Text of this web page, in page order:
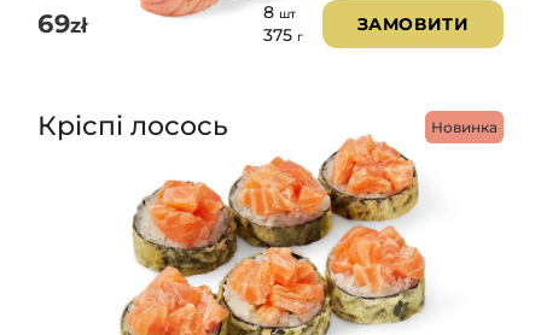
69zł
8 шт
375 г
ЗАМОВИТИ
Новинка
Кріспі лосось